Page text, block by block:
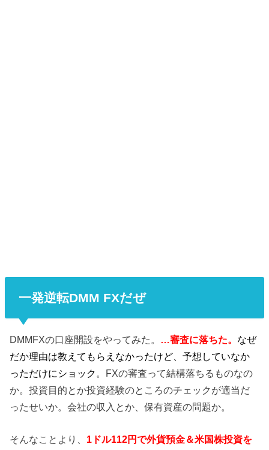
一発逆転DMM FXだぜ
DMMFXの口座開設をやってみた。 …審査に落ちた。 なぜ
だか理由は教えてもらえなかったけど、予想していなか
っただけにショック 。FXの審査って結構落ちるものなの
か。投資目的とか投資経験のところのチェックが適当だ
ったせいか。会社の収入とか、保有資産の問題か。
そんなことより、 1ドル112円で外貨預金＆米国株投資を